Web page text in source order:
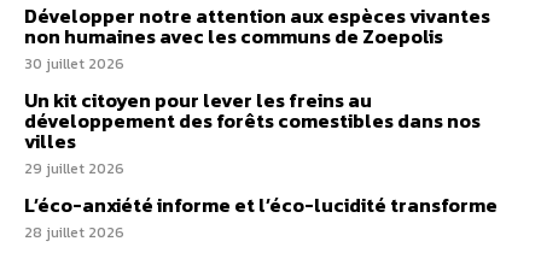
Développer notre attention aux espèces vivantes
non humaines avec les communs de Zoepolis
30 juillet 2026
Un kit citoyen pour lever les freins au
développement des forêts comestibles dans nos
villes
29 juillet 2026
L’éco-anxiété informe et l’éco-lucidité transforme
28 juillet 2026